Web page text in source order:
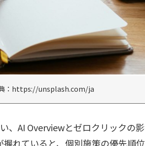
：https://unsplash.com/ja
、AI Overviewとゼロクリックの
れていると、個別施策の優先順位